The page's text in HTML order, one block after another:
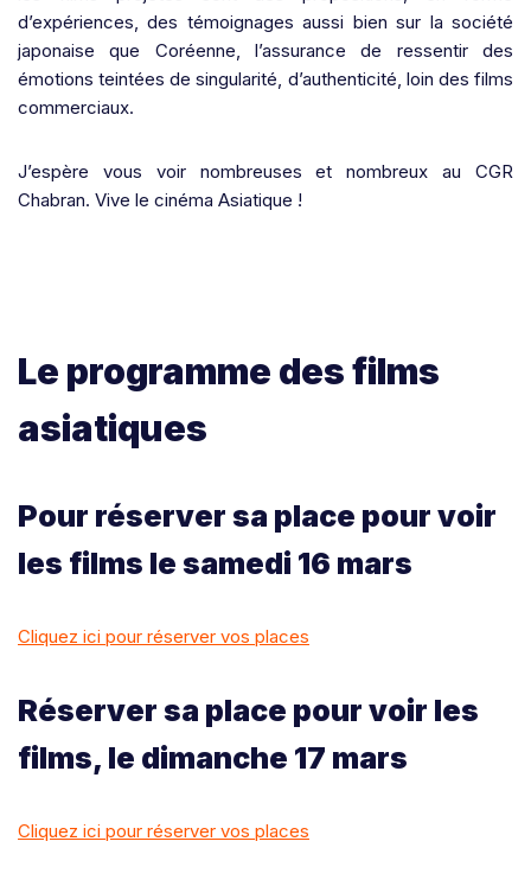
d’expériences, des témoignages aussi bien sur la société
japonaise que Coréenne, l’assurance de ressentir des
émotions teintées de singularité, d’authenticité, loin des films
commerciaux.
J’espère vous voir nombreuses et nombreux au CGR
Chabran. Vive le cinéma Asiatique !
Le programme des films
asiatiques
Pour réserver sa place pour voir
les films le samedi 16 mars
Cliquez ici pour réserver vos places
Réserver sa place pour voir les
films, le dimanche 17 mars
Cliquez ici pour réserver vos places